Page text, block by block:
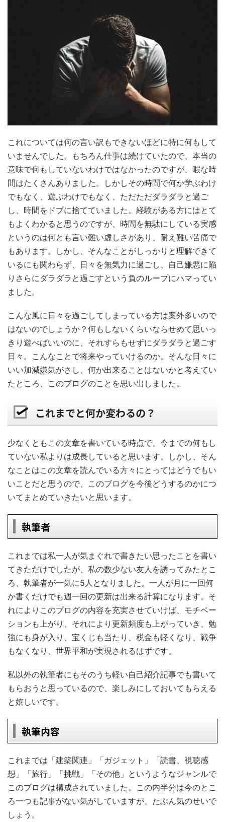
これについては何の言い訳もできないほどに特に何もして
いませんでした。もちろん仕事は続けていたので、本当の
意味で何もしていないわけではなかったのですが、暇な時
間はたくさんありました。しかしその時間で何か学ぶわけ
でもなく、遊ぶわけでもなく、ただただダラダラと過ご
し、時間をドブに捨てていました。経験がある方にはとて
もよくわかると思うのですが、時間を無駄にしている実感
というのは何とも言い難い虚しさがあり、耐え難い苦痛で
もあります。しかし、そんなことがしっかりと理解できて
いるにも関わらず、日々を無気力に過ごし、自己嫌悪に陥
りさらにダラダラと過ごすという負のループにハマってい
ました。
こんな風に日々を過ごしてしまっている方は案外多いので
はないのでしょうか？何もしないくらいならせめて思いっ
きり遊べばいいのに、それすらもせずにダラダラと過ごす
日々。こんなことで将来やっていけるのか。そんな日々に
いい加減嫌気がさし、何か出来ることはないかと考えてい
たところ、このブログのことを思い出しました。
これまでと何か変わるの？
少なくともこの文章を書いている時点で、今までの何もし
ていない私よりは成長していると思います。しかし、そん
なことはこの文章を読んでいる方々にとってはどうでもい
いことだと思うので、このブログを今後どうするのかにつ
いてまとめていきたいと思います。
執筆者
これまでは私一人が気まぐれで書きたい思ったことを書い
てきただけでしたが、私の数少ない友人を誘ってみたとこ
ろ、執筆者が一気に5人となりました。一人が月に一回何
か書くだけでも週一回の更新は出来る計算になります。そ
れによりこのブログの内容を充実させていけば、モチベー
ションも上がり、それにより更新頻度も上がっていき、勉
強にも身が入り、宝くじも当たり、税金も軽くなり、戦争
もなくなり、世界平和が実現されるはずです。
私以外の執筆者にもそのうち軽い自己紹介記事でも書いて
もらおうと思っているので、楽しみにしておいてもらえる
と嬉しいです。
執筆内容
これまでは「建築関連」「ガジェット」「読書、視聴感
想」「旅行」「挑戦」「その他」 というようなジャンルで
このブログは構成されていました。この内半分は今のとこ
ろ一つも記事がない気がしていますが、たぶん気のせいで
しょう。